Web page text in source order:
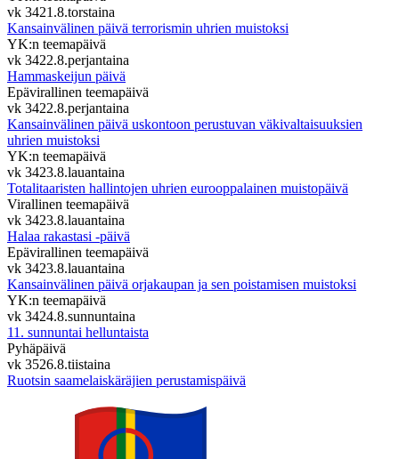
vk 3421.8.torstaina
Kansainvälinen päivä terrorismin uhrien muistoksi
YK:n teemapäivä
vk 3422.8.perjantaina
Hammaskeijun päivä
Epävirallinen teemapäivä
vk 3422.8.perjantaina
Kansainvälinen päivä uskontoon perustuvan väkivaltaisuuksien
uhrien muistoksi
YK:n teemapäivä
vk 3423.8.lauantaina
Totalitaaristen hallintojen uhrien eurooppalainen muistopäivä
Virallinen teemapäivä
vk 3423.8.lauantaina
Halaa rakastasi -päivä
Epävirallinen teemapäivä
vk 3423.8.lauantaina
Kansainvälinen päivä orjakaupan ja sen poistamisen muistoksi
YK:n teemapäivä
vk 3424.8.sunnuntaina
11. sunnuntai helluntaista
Pyhäpäivä
vk 3526.8.tiistaina
Ruotsin saamelaiskäräjien perustamispäivä